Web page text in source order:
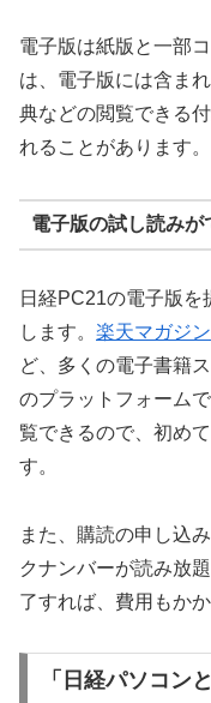
電子版は紙版と一部
は、電子版には含ま
典などの閲覧できる
れることがあります。
電子版の試し読み
日経PC21の電子版
します。 楽天マガジン
ど、多くの電子書籍
のプラットフォーム
覧できるので、初め
す。
また、購読の申し込
クナンバーが読み放
了すれば、費用もかか
「日経パソコン